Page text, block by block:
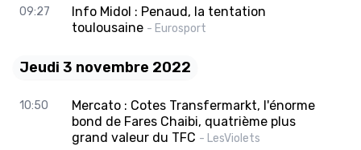
09:27
Info Midol : Penaud, la tentation
toulousaine - Eurosport
Jeudi 3 novembre 2022
10:50
Mercato : Cotes Transfermarkt, l'énorme
bond de Fares Chaibi, quatrième plus
grand valeur du TFC - LesViolets